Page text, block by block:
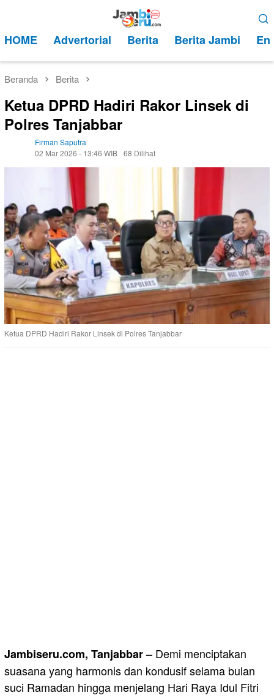
kontenMobile
HOME Advertorial Berita Berita Jambi
Beranda Berita
Ketua DPRD Hadiri Rakor Linsek di
Polres Tanjabbar
Firman Saputra
02 Mar 2026 - 13:46 WIB 68 Dilihat
Ketua DPRD Hadiri Rakor Linsek di Polres Tanjabbar
Jambiseru.com, Tanjabbar– Demi menciptakan
suasana yang harmonis dan kondusif selama bulan
suci Ramadan hingga menjelang Hari Raya Idul Fitri